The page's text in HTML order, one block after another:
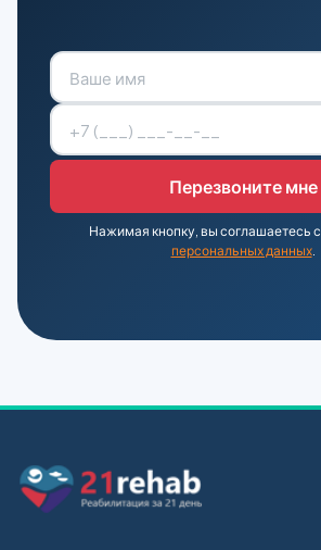
Нажимая кнопку, вы соглашаетесь с
персональных данных.